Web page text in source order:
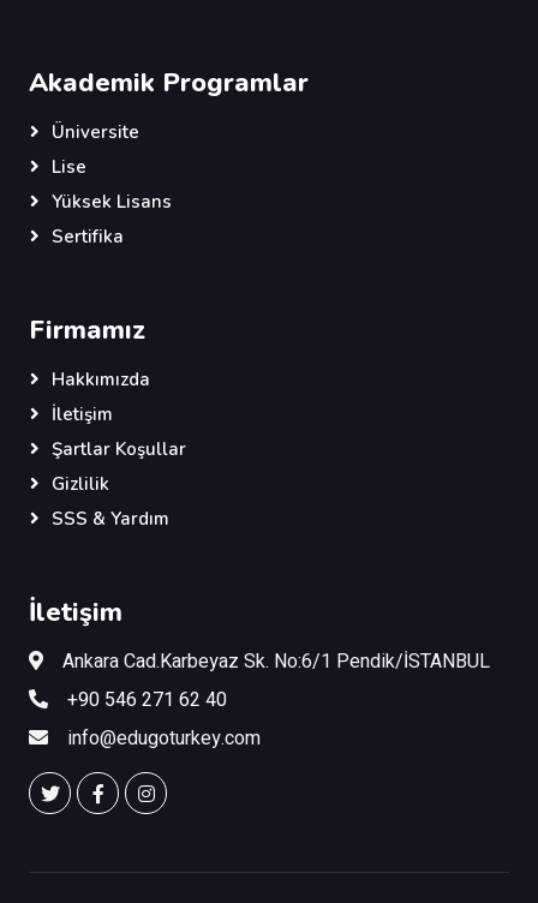
Akademik Programlar
Üniversite
Lise
Yüksek Lisans
Sertifika
Firmamız
Hakkımızda
İletişim
Şartlar Koşullar
Gizlilik
SSS & Yardım
İletişim
Ankara Cad.Karbeyaz Sk. No:6/1 Pendik/İSTANBUL
+90 546 271 62 40
info@edugoturkey.com